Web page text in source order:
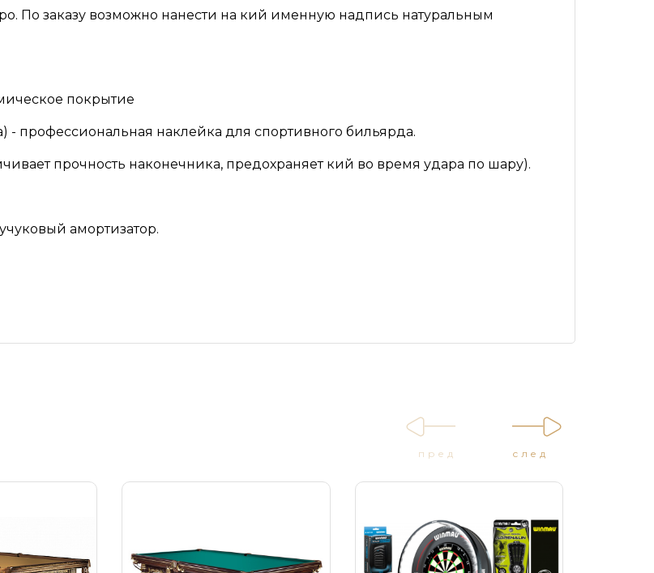
По заказу возможно нанести на кий именную надпись натуральным
покрытие
- профессиональная наклейка для спортивного бильярда.
прочность наконечника, предохраняет кий во время удара по шару).
амортизатор.
пред след